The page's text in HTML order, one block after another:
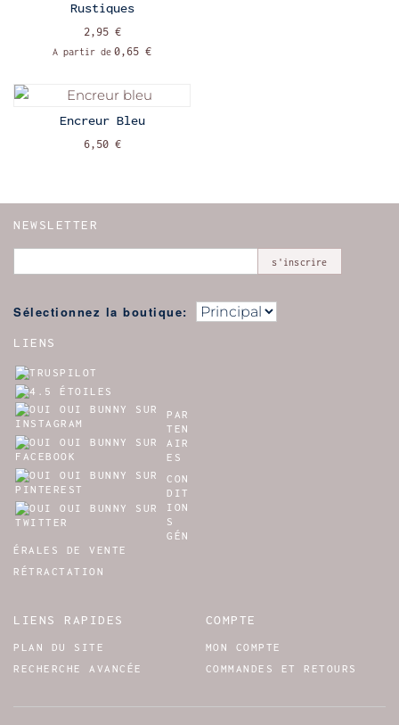
Rustiques
2,95 €
A partir de 0,65 €
Encreur Bleu
6,50 €
NEWSLETTER
s'inscrire
Sélectionnez la boutique:
LIENS
PAR
TEN
AIR
ES
CON
DIT
ION
S
GÉN
ÉRALES DE VENTE
RÉTRACTATION
LIENS RAPIDES
PLAN DU SITE
RECHERCHE AVANCÉE
COMPTE
MON COMPTE
COMMANDES ET RETOURS